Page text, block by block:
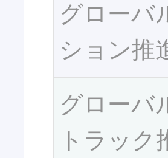
グローバ
ション推
グローバ
トラック